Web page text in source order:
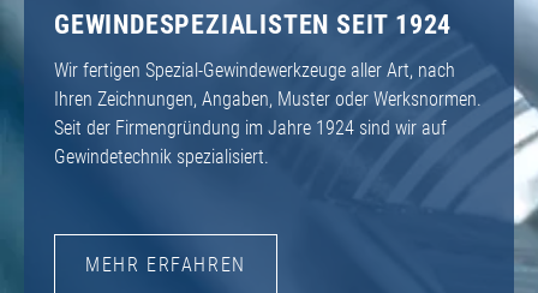
GEWINDESPEZIALISTEN SEIT 1924
Wir fertigen Spezial-Gewindewerkzeuge aller Art, nach
Ihren Zeichnungen, Angaben, Muster oder Werksnormen.
Seit der Firmengründung im Jahre 1924 sind wir auf
Gewindetechnik spezialisiert.
MEHR ERFAHREN